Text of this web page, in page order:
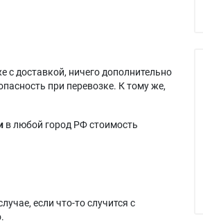
с доставкой, ничего дополнительно
при перевозке. К тому же,
в любой город РФ стоимость
если что-то случится с